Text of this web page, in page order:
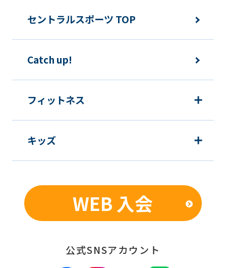
The
from
ask
you
fully
this
セントラルスポーツ TOP
Catch up!
フィットネス
キッズ
WEB 入会
公式SNSアカウント